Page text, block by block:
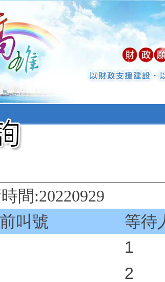
間:20220929
叫號
等待
1
2